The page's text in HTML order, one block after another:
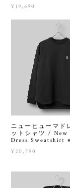
¥19,690
ニューヒューマド
ットシャツ / New
Dress Sweatshirt
¥20,790